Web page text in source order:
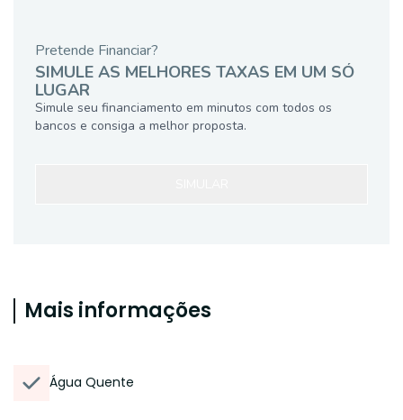
Pretende Financiar?
SIMULE AS MELHORES TAXAS EM UM SÓ
LUGAR
Simule seu financiamento em minutos com todos os
bancos e consiga a melhor proposta.
Mais informações
Água Quente